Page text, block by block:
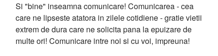
Si "bine" inseamna comunicare! Comunicarea - cea
care ne lipseste atatora in zilele cotidiene - gratie vietii
extrem de dura care ne solicita pana la epuizare de
multe ori! Comunicare intre noi si cu voi, impreuna!